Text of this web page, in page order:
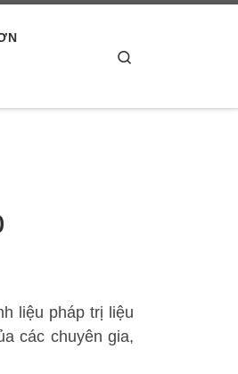
liệu pháp trị liệu
các chuyên gia,